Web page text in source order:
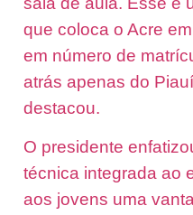
que coloca o Acre
em número de
atrás apenas do
destacou.
O presidente
técnica integrada ao
aos jovens uma